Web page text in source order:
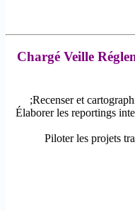
Chargé Veille
-Élaborer les reportings
-Piloter les projets